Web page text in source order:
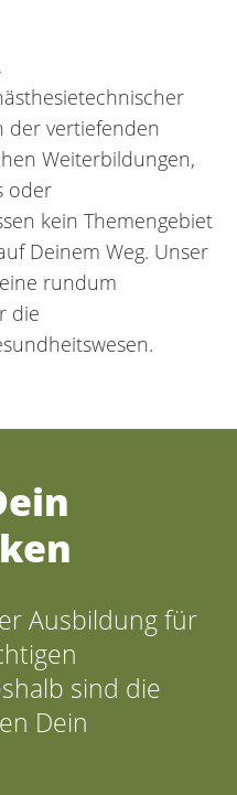
der vertiefenden
Weiterbildungen,
oder
kein Themengebiet
Deinem Weg. Unser
rundum
die
Ausbildung für
sind die
Dein